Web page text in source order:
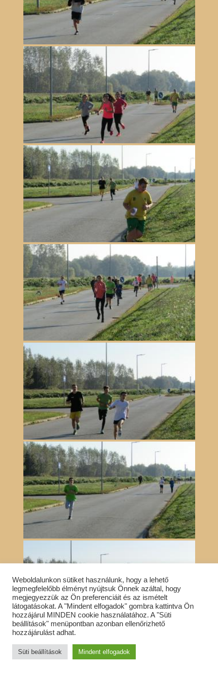
Weboldalunkon sütiket használunk, hogy a lehető
legmegfelelőbb élményt nyújtsuk Önnek azáltal, hogy
megjegyezzük az Ön preferenciáit és az ismételt
látogatásokat. A "Mindent elfogadok" gombra kattintva Ön
hozzájárul MINDEN cookie használatához. A "Süti
beállítások" menüpontban azonban ellenőrizhető
hozzájárulást adhat.
Süti beállítások Mindent elfogadok